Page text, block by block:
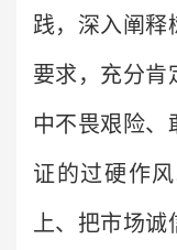
践，深入阐释
要求，充分肯
中不畏艰险、
证的过硬作
上、把市场